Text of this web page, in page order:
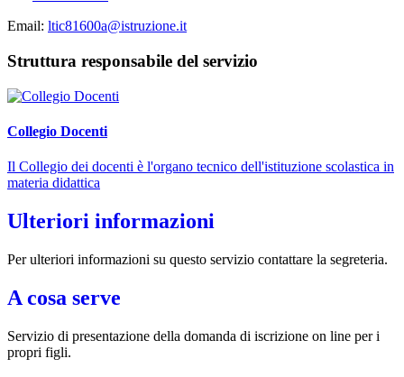
Email: ltic81600a@istruzione.it
Struttura responsabile del servizio
Collegio Docenti
Il Collegio dei docenti è l'organo tecnico dell'istituzione scolastica in
materia didattica
Ulteriori informazioni
Per ulteriori informazioni su questo servizio contattare la segreteria.
A cosa serve
Servizio di presentazione della domanda di iscrizione on line per i
propri figli.